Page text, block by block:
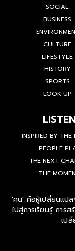
SOCIAL
BUSINESS
CULTURE
LIFESTYLE
HISTORY
SPORTS
LOOK UP
LISTEN
INSPIRED BY THE
PEOPLE
THE NEXT
THE
'คน' คือผู้เปลี่ยนแปล
ไปสู่การเรียนรู้ การ
เป